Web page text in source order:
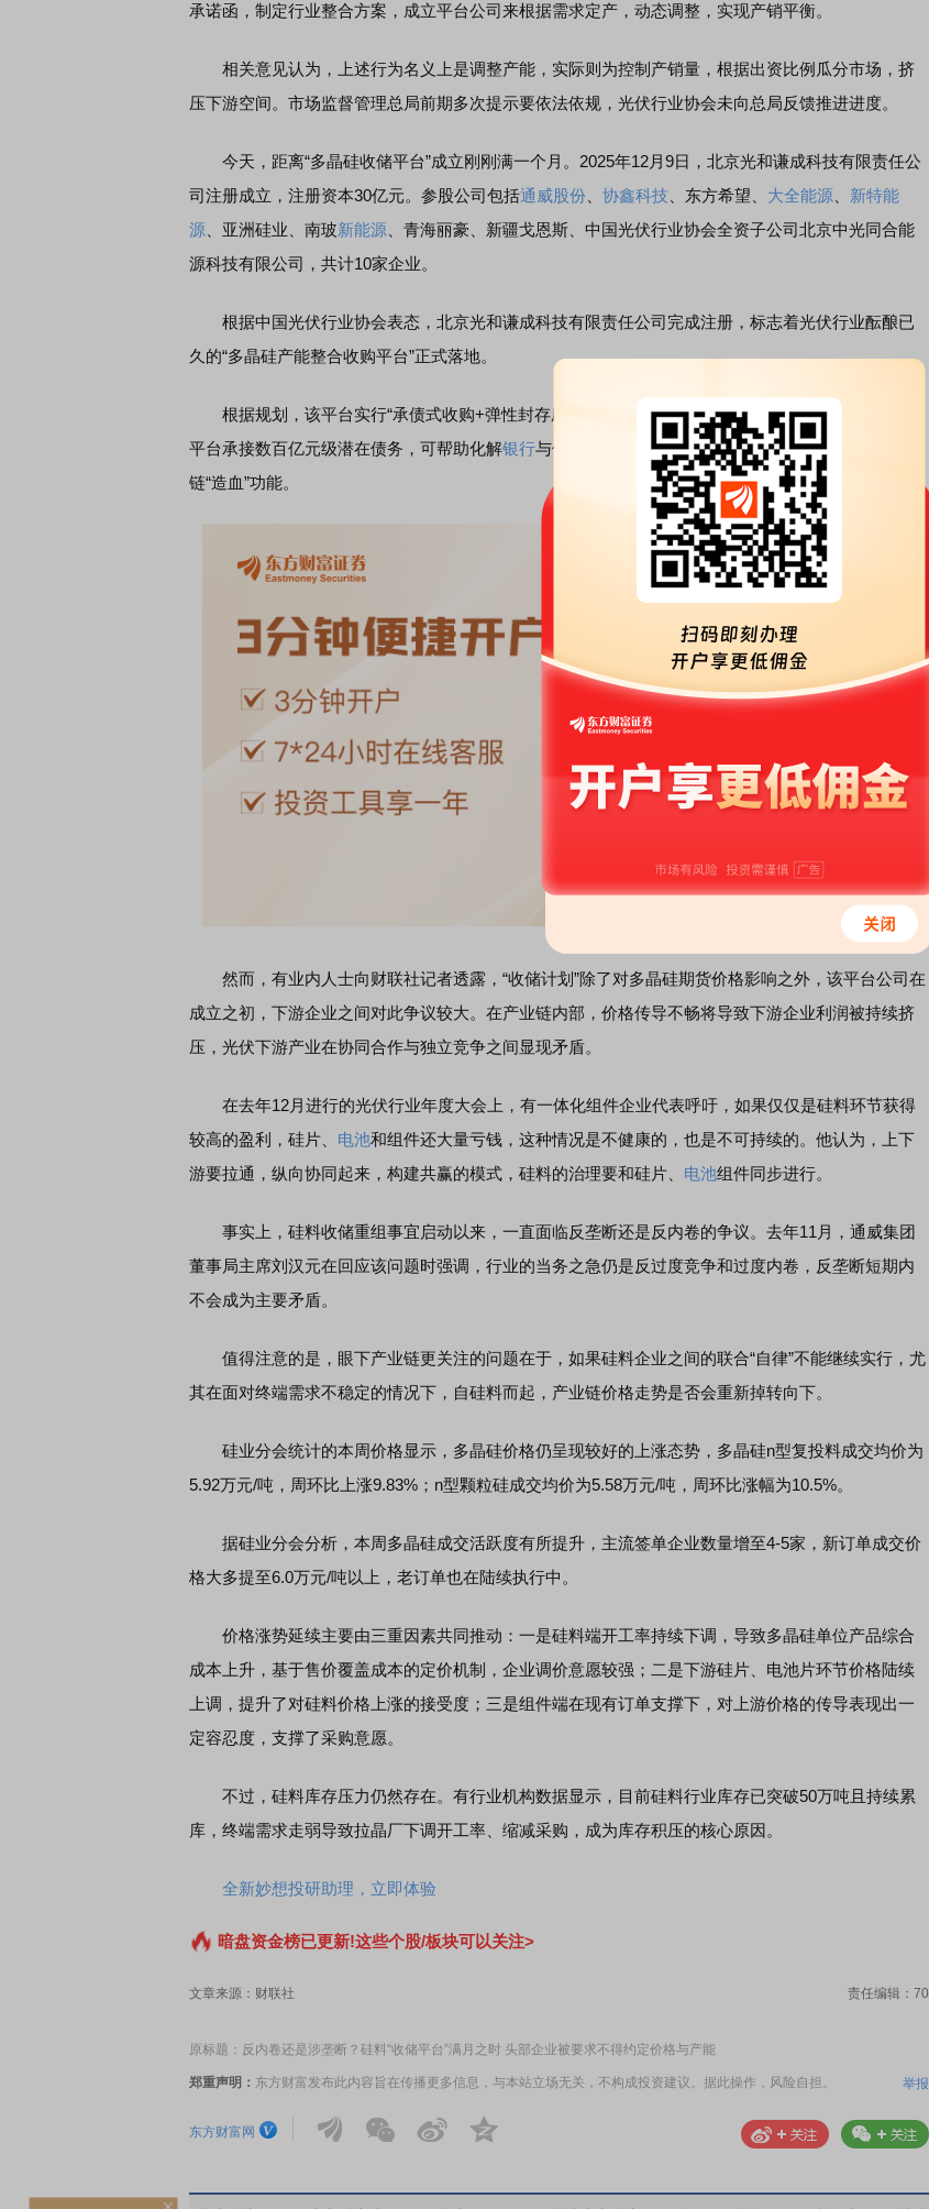
承诺函，制定行业整合方案，成立平台公司来根据需求定产，动态调整，实现产销平衡。
相关意见认为，上述行为名义上是调整产能，实际则为控制产销量，根据出资比例瓜分市场，挤
压下游空间。市场监督管理总局前期多次提示要依法依规，光伏行业协会未向总局反馈推进进度。
今天，距离“多晶硅收储平台”成立刚刚满一个月。2025年12月9日，北京光和谦成科技有限责任公
司注册成立，注册资本30亿元。参股公司包括通威股份 协鑫科技 、东方希望、 大全能源
新特能
源 、亚洲硅业、南玻新能源 、青海丽豪、新疆戈恩斯、中国光伏行业协会全资子公司北京中光同合能
源科技有限公司，共计10家企业。
根据中国光伏行业协会表态，北京光和谦成科技有限责任公司完成注册，标志着光伏行业酝酿已
久的“多晶硅产能整合收购平台”正式落地。
根据规划，该平台实行“承债式收购+弹性封存压产能”的双轨模式运行。尤其在经济金融层面，该
平台承接数百亿元级潜在债务，可帮助化解银行与供应商危机，推动价格回归合理区间，恢复全产业
链“造血”功能。
然而，有业内人士向财联社记者透露，“收储计划”除了对多晶硅期货价格影响之外，该平台公司在
成立之初，下游企业之间对此争议较大。在产业链内部，价格传导不畅将导致下游企业利润被持续挤
压，光伏下游产业在协同合作与独立竞争之间显现矛盾。
在去年12月进行的光伏行业年度大会上，有一体化组件企业代表呼吁，如果仅仅是硅料环节获得
较高的盈利，硅片、 电池和组件还大量亏钱，这种情况是不健康的，也是不可持续的。他认为，上下
游要拉通，纵向协同起来，构建共赢的模式，硅料的治理要和硅片、 电池组件同步进行。
事实上，硅料收储重组事宜启动以来，一直面临反垄断还是反内卷的争议。去年11月，通威集团
董事局主席刘汉元在回应该问题时强调，行业的当务之急仍是反过度竞争和过度内卷，反垄断短期内
不会成为主要矛盾。
值得注意的是，眼下产业链更关注的问题在于，如果硅料企业之间的联合“自律”不能继续实行，尤
其在面对终端需求不稳定的情况下，自硅料而起，产业链价格走势是否会重新掉转向下。
硅业分会统计的本周价格显示，多晶硅价格仍呈现较好的上涨态势，多晶硅n型复投料成交均价为
5.92万元/吨，周环比上涨9.83%；n型颗粒硅成交均价为5.58万元/吨，周环比涨幅为10.5%。
据硅业分会分析，本周多晶硅成交活跃度有所提升，主流签单企业数量增至4-5家，新订单成交价
格大多提至6.0万元/吨以上，老订单也在陆续执行中。
价格涨势延续主要由三重因素共同推动：一是硅料端开工率持续下调，导致多晶硅单位产品综合
成本上升，基于售价覆盖成本的定价机制，企业调价意愿较强；二是下游硅片、电池片环节价格陆续
上调，提升了对硅料价格上涨的接受度；三是组件端在现有订单支撑下，对上游价格的传导表现出一
定容忍度，支撑了采购意愿。
不过，硅料库存压力仍然存在。有行业机构数据显示，目前硅料行业库存已突破50万吨且持续累
库，终端需求走弱导致拉晶厂下调开工率、缩减采购，成为库存积压的核心原因。
全新妙想投研助理，立即体验
暗盘资金榜已更新!这些个股/板块可以关注>
文章来源：财联社 责任编辑：70
原标题：反内卷还是涉垄断？硅料“收储平台”满月之时 头部企业被要求不得约定价格与产能
郑重声明： 东方财富发布此内容旨在传播更多信息，与本站立场无关，不构成投资建议。据此操作，风险自担。 举报
东方财富网
债券知识通识：从基础认知到特色品种